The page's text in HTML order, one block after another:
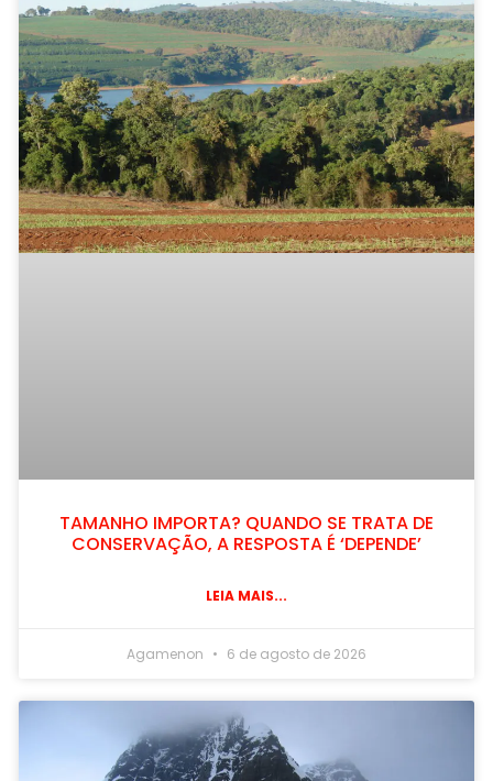
TAMANHO IMPORTA? QUANDO SE TRATA DE
CONSERVAÇÃO, A RESPOSTA É ‘DEPENDE’
LEIA MAIS...
Agamenon 6 de agosto de 2026